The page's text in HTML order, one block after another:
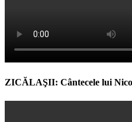
ZICĂLAŞII: Cântecele lui